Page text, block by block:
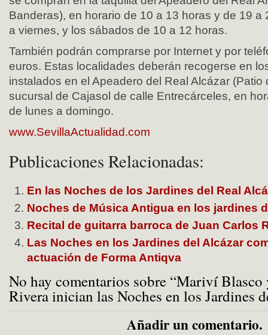
Banderas), en horario de 10 a 13 horas y de 19 a
a viernes, y los sábados de 10 a 12 horas.
También podrán comprarse por Internet y por
euros. Estas localidades deberán recogerse en
instalados en el Apeadero del Real Alcázar (Patio
sucursal de Cajasol de calle Entrecárceles, en
de lunes a domingo.
www.SevillaActualidad.com
Publicaciones Relacionadas:
En las Noches de los Jardines del Real
Noches de Música Antigua en los jardines
Recital de guitarra barroca de Juan Carlos
Las Noches en los Jardines del Alcázar
actuación de Forma Antiqva
No hay comentarios sobre “Mariví Blasco
Rivera inician las Noches en los Jardines
Añadir un comentario.